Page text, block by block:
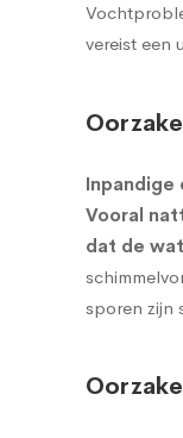
vereist een
Inpandige
Vooral
dat de
sporen zijn